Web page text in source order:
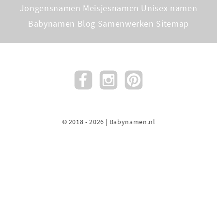
Jongensnamen Meisjesnamen Unisex namen
Babynamen Blog Samenwerken Sitemap
© 2018 - 2026 | Babynamen.nl